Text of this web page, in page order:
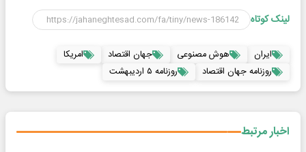
لینک کوتاه
ایران هوش مصنوعی جهان اقتصاد
امریکا
روزنامه جهان اقتصاد
روزنامه ۵ اردیبهشت
اخبار مرتبط